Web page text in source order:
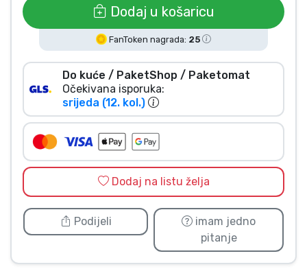
Dodaj u košaricu
FanToken nagrada: 25
Do kuće / PaketShop / Paketomat
Očekivana isporuka:
srijeda (12. kol.)
Dodaj na listu želja
Podijeli
imam jedno
pitanje